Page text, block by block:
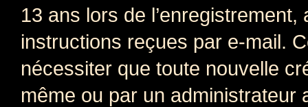
13 ans lors de
instructions reçues par e-mail.
nécessiter que toute nouvelle
même ou par un